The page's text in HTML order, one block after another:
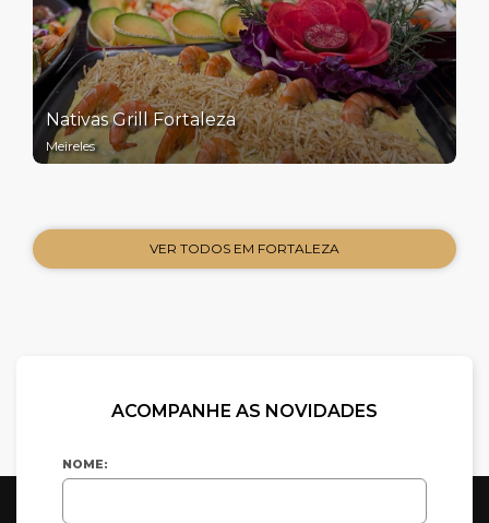
Nativas Grill Fortaleza
Meireles
VER TODOS EM FORTALEZA
ACOMPANHE AS NOVIDADES
NOME: